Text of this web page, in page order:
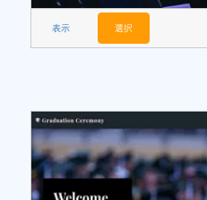
表示 選択